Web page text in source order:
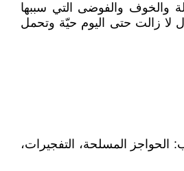
الرواية٬ وعبر حياة هذه البناية نطل على حياة اللبنانيين في تلك الفترة٬ حياة من العزلة والخوف والفوضى التي سببها
وهي ذكريات وآمال لا زالت حتى اليوم حيّة وتحمل
الحواجز المسلحة، التفجيرات،